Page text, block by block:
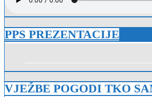
PPS PREZENTACIJE
VJEŽBE POGODI TKO